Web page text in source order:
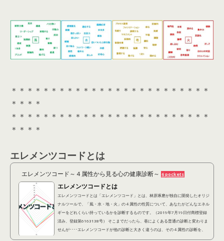
＊＊＊＊＊＊＊＊＊＊＊＊＊＊＊＊＊＊＊＊＊＊＊＊＊
＊＊＊＊
＊＊＊＊＊＊＊＊＊＊＊＊＊＊＊＊＊＊＊＊＊＊＊＊＊
＊＊＊＊
エレメンツコードとは
エレメンツコード～４属性から見る心の健康診断～ 6 pockets
エレメンツコードとは
エレメンツコードとは「エレメンツコード」とは、林原琢磨が独自に開発したオリジ
ナルツールで、「風・水・地・火」の４属性の性質について、あなたがどんなエネル
ギーをどれくらい持っているかを診断するものです。（2019年7月19日付商標登録
済み、登録第6163138号） そこまでだったら、巷によくある普通の診断と変わりま
せんが････エレメンツコードが他の診断と大きく違うのは、その４属性の診断を、